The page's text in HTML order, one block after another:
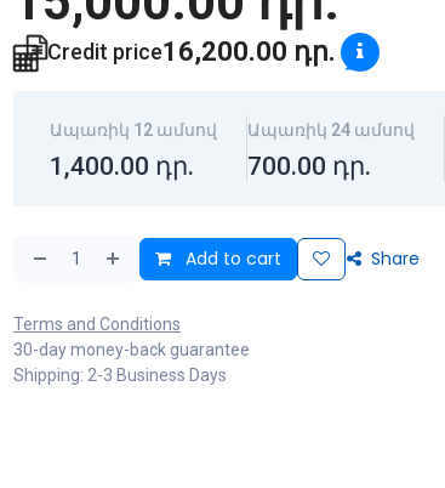
Credit price16,200.00 դր.
Ապառիկ 12 ամսով
1,400.00 դր.
Ապառիկ 24 ամսով
700.00 դր.
Add to cart Share
Terms and Conditions
30-day money-back guarantee
Shipping: 2-3 Business Days